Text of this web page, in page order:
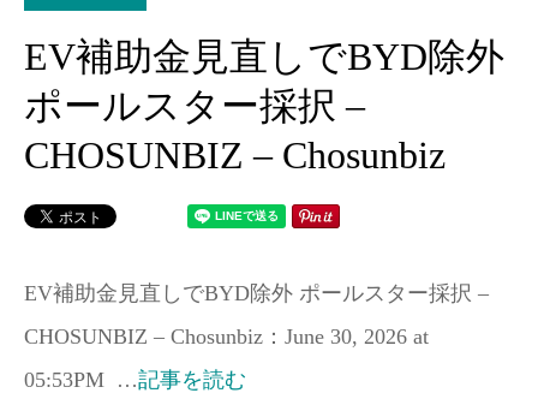
EV補助金見直しでBYD除外
ポールスター採択 –
CHOSUNBIZ – Chosunbiz
EV補助金見直しでBYD除外 ポールスター採択 –
CHOSUNBIZ – Chosunbiz：June 30, 2026 at
05:53PM …記事を読む